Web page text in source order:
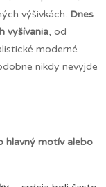
výšivkách. Dnes
vyšívania, od
moderné
nikdy nevyjde
hlavný motív alebo